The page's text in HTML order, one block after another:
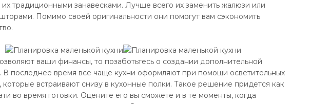
их традиционными занавесками. Лучше всего их заменить жалюзи или
Помимо своей оригинальности они помогут вам сэкономить
ваши финансы, то позаботьтесь о создании дополнительной
В последнее время все чаще кухни оформляют при помощи осветительных
которые встраивают снизу в кухонные полки. Такое решение придется как
во время готовки. Оцените его вы сможете и в те моменты, когда